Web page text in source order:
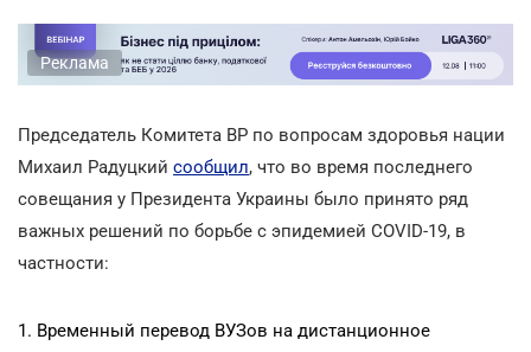
Реклама
Председатель Комитета ВР по вопросам здоровья нации
Михаил Радуцкий сообщил, что во время последнего
совещания у Президента Украины было принято ряд
важных решений по борьбе с эпидемией СOVID-19, в
частности:
1. Временный перевод ВУЗов на дистанционное